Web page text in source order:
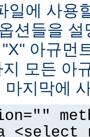
일에 사용
션들을
아규먼
모든 아
마지막에
<select